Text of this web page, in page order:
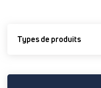
Types de produits